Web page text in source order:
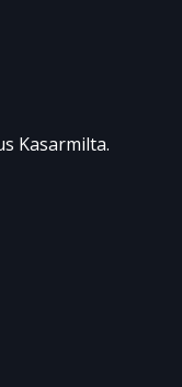
Kasarmilta.